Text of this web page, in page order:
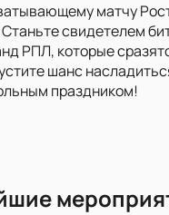
матчу
свидетелем
РПЛ, которые
шанс
праздником!